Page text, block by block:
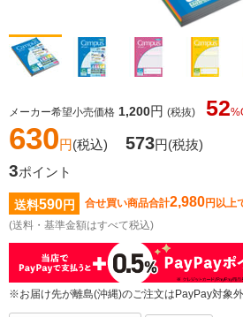
メーカー希望小売価格 1,200円 (税抜) 52
630円(税込) 573円(税抜)
3ポイント
送料590円 合せ買い商品合計2,980円以上
(送料・基準金額はすべて税込)
※お届け先が離島(沖縄)のご注文はPayPay対象